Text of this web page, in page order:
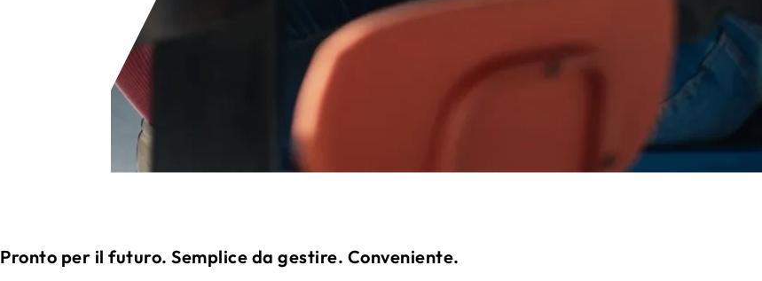
Pronto per il futuro. Semplice da gestire. Conveniente.​